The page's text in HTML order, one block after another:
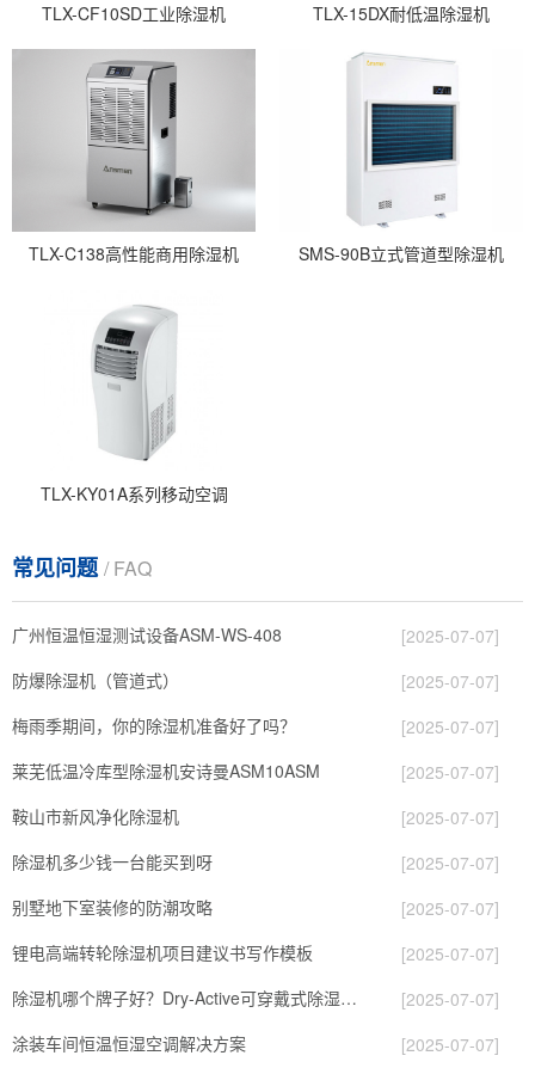
TLX-CF10SD工业除湿机 TLX-15DX耐低温除湿机
TLX-C138高性能商用除湿机 SMS-90B立式管道型除湿机
TLX-KY01A系列移动空调
常见问题/ FAQ
广州恒温恒湿测试设备ASM-WS-408
[2025-07-07]
防爆除湿机（管道式）
[2025-07-07]
梅雨季期间，你的除湿机准备好了吗？
[2025-07-07]
莱芜低温冷库型除湿机安诗曼ASM10ASM
[2025-07-07]
鞍山市新风净化除湿机
[2025-07-07]
除湿机多少钱一台能买到呀
[2025-07-07]
别墅地下室装修的防潮攻略
[2025-07-07]
锂电高端转轮除湿机项目建议书写作模板
[2025-07-07]
除湿机哪个牌子好？Dry-Active可穿戴式除湿机让你无惧潮湿！
[2025-07-07]
涂装车间恒温恒湿空调解决方案
[2025-07-07]